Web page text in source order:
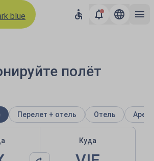
полёт
Перелет + отель Отель
Куда